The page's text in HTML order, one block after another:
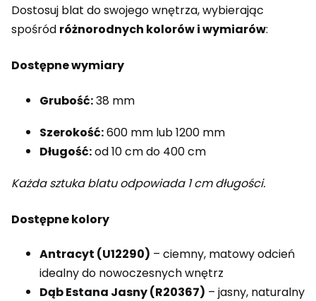
Dostosuj blat do swojego wnętrza, wybierając
spośród różnorodnych kolorów i wymiarów:
Dostępne wymiary
Grubość:38 mm
Szerokość:600 mm lub 1200 mm
Długość:od 10 cm do 400 cm
Każda sztuka blatu odpowiada 1 cm długości.
Dostępne kolory
Antracyt (U12290) – ciemny, matowy odcień
idealny do nowoczesnych wnętrz
Dąb Estana Jasny (R20367) – jasny, naturalny